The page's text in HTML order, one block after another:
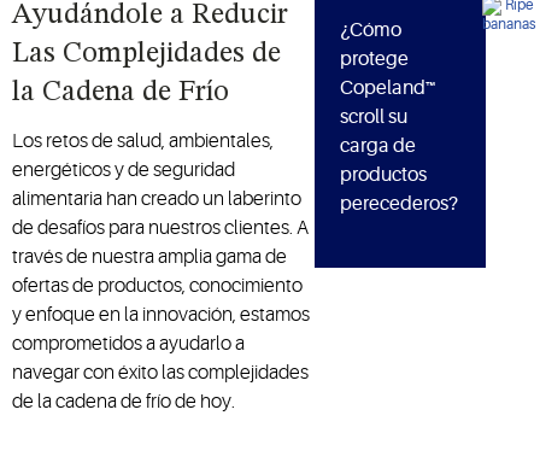
Ayudándole a Reducir
Las Complejidades de
la Cadena de Frío
Los retos de salud, ambientales,
energéticos y de seguridad
alimentaria han creado un laberinto
de desafíos para nuestros clientes. A
través de nuestra amplia gama de
ofertas de productos, conocimiento
y enfoque en la innovación, estamos
comprometidos a ayudarlo a
navegar con éxito las complejidades
de la cadena de frío de hoy.
¿Cómo
protege
Copeland™
scroll su
carga de
productos
perecederos?